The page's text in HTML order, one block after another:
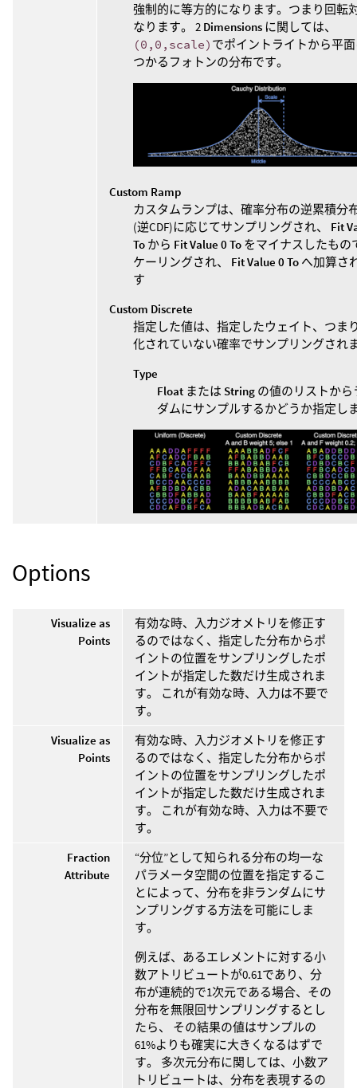
強制的に等方的になります。つまり回転
なります。 2 Dimensions に関しては、
(0,0,scale) でポイントライトから平
つかるフォトンの分布です。
Custom Ramp
カスタムランプは、確率分布の逆累積分
(逆CDF)に応じてサンプリングされ、 Fit
To から Fit Value 0 To をマイナスしたもの
ケーリングされ、 Fit Value 0 To へ加算さ
す
Custom Discrete
指定した値は、指定したウェイト、つま
化されていない確率でサンプリングされ
Type
Float または String の値のリストから
ダムにサンプルするかどうか指定し
Options
Visualize as
Points
有効な時、入力ジオメトリを修正す
るのではなく、指定した分布からポ
イントの位置をサンプリングしたポ
イントが指定した数だけ生成されま
す。 これが有効な時、入力は不要で
す。
Visualize as
Points
有効な時、入力ジオメトリを修正す
るのではなく、指定した分布からポ
イントの位置をサンプリングしたポ
イントが指定した数だけ生成されま
す。 これが有効な時、入力は不要で
す。
Fraction
Attribute
“分位”として知られる分布の均一な
パラメータ空間の位置を指定するこ
とによって、分布を非ランダムにサ
ンプリングする方法を可能にしま
す。
例えば、あるエレメントに対する小
数アトリビュートが0.61であり、分
布が連続的で1次元である場合、その
分布を無限回サンプリングするとし
たら、 その結果の値はサンプルの
61%よりも確実に大きくなるはずで
す。 多次元分布に関しては、小数ア
トリビュートは、分布を表現するの